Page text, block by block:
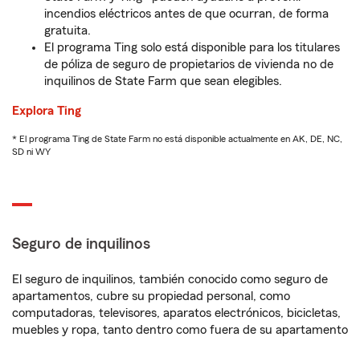
incendios eléctricos antes de que ocurran, de forma
gratuita.
El programa Ting solo está disponible para los titulares
de póliza de seguro de propietarios de vivienda no de
inquilinos de State Farm que sean elegibles.
Explora Ting
* El programa Ting de State Farm no está disponible actualmente en AK, DE, NC,
SD ni WY
Seguro de inquilinos
El seguro de inquilinos, también conocido como seguro de
apartamentos, cubre su propiedad personal, como
computadoras, televisores, aparatos electrónicos, bicicletas,
muebles y ropa, tanto dentro como fuera de su apartamento